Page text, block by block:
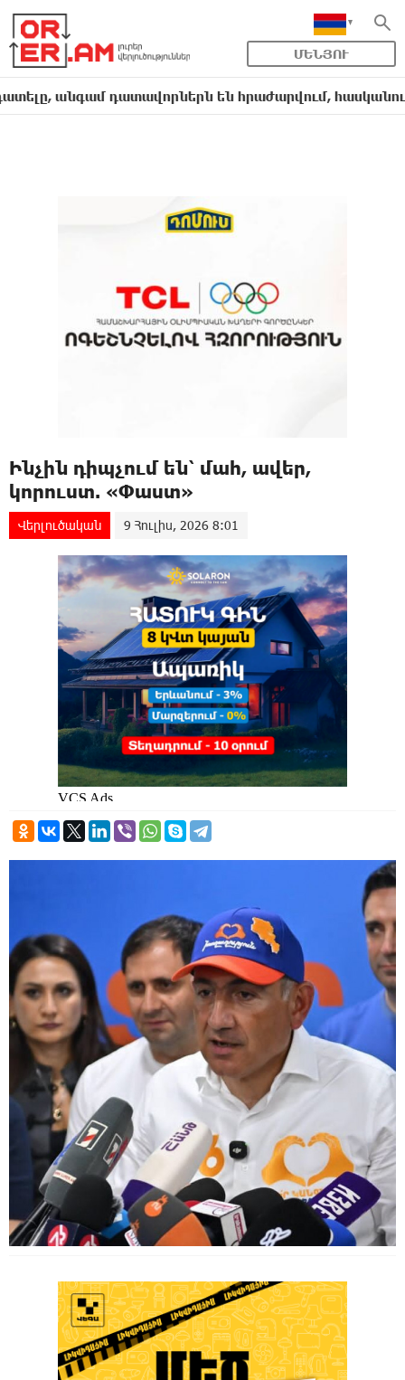
ՄԵՆՅՈՒ
դատավորներն են հրաժարվում, հասկանում են, որ
Ինչին դիպչում են՝ մահ, ավեր,
կորուստ. «Փաստ»
Վերլուծական 9 Հուլիս, 2026 8:01